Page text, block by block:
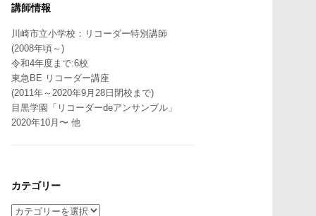
講師情報
川崎市立小学校：リコーダー特別講師
(2008年頃～)
令和4年度まで:6校
東急BE リコーダー講座
(2011年～2020年9月28日閉校まで)
目黒学園「リコーダーdeアンサンブル」
2020年10月〜 他
カテゴリー
カ